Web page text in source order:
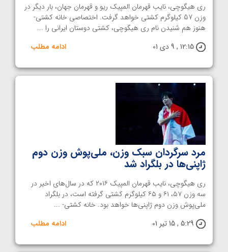
ری هیگوچی، نایب قهرمان المپیک ریو و قهرمان جهان، بار دیگر در
وزن 57 کیلوگرم کشتی خواهد گرفت. اختصاصی خانه کشتی-
هنوز هم شنیدن نام ری هیگوچی، کشتی دوستان ایرانی را ...
12:15 , 9 دی 01
ادامه مطلب
مرد سرگردان سبک وزن، ملی‌پوش وزن دوم
ژاپنی‌ها در بلگراد شد
ری هیگوچی، نایب قهرمان المپیک ۲۰۱۶ که در سال‌های اخیر در
سه وزن ۵۷، ۶۱ و ۶۵ کیلوگرم کشتی گرفته است، در بلگراد
ملی‌پوش وزن دوم ژاپنی‌ها خواهد بود. خانه کشتی- ...
5:29 , 15 تیر 01
ادامه مطلب